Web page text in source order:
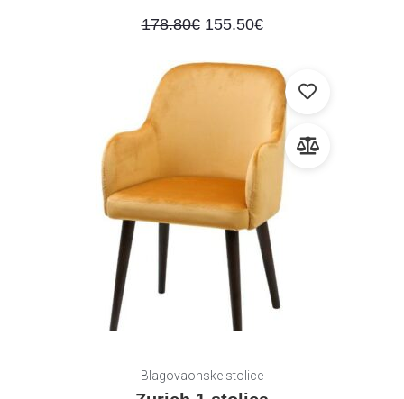
178.80€ 155.50€
Blagovaonske stolice